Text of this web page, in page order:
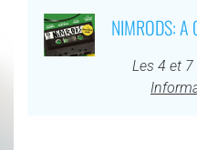
NIMRODS: A
Les 4 et